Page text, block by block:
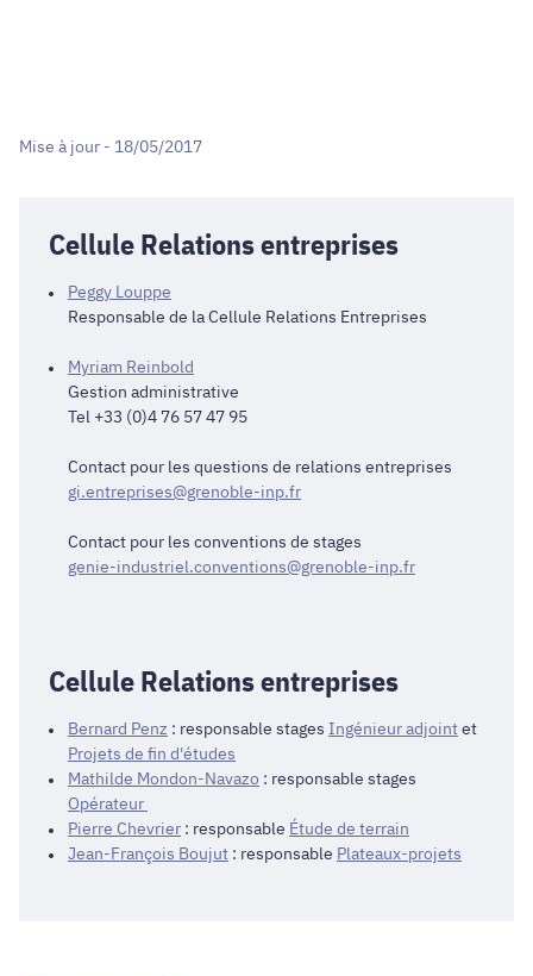
Mise à jour - 18/05/2017
Cellule Relations entreprises
Peggy Louppe
Responsable de la Cellule Relations Entreprises
Myriam Reinbold
Gestion administrative
Tel +33 (0)4 76 57 47 95
Contact pour les questions de relations entreprises
gi.entreprises@grenoble-inp.fr
Contact pour les conventions de stages
genie-industriel.conventions@grenoble-inp.fr
Cellule Relations entreprises
Bernard Penz : responsable stages Ingénieur adjointet
Projets de fin d'études
Mathilde Mondon-Navazo : responsable stages
Opérateur
Pierre Chevrier : responsable Étude de terrain
Jean-François Boujut : responsable Plateaux-projets